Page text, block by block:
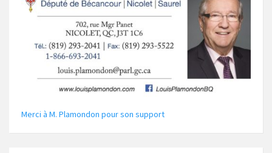
Merci à M. Plamondon pour son support